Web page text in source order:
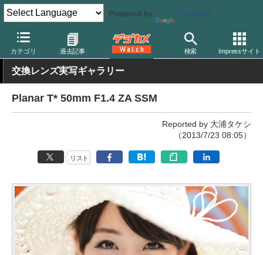
Powered by Translate
カテゴリ 過去記事 検索 Impressサイト
デジカメ Watch レンズ 交換レンズ ソニー
交換レンズ実写ギャラリー
Planar T* 50mm F1.4 ZA SSM
Reported by 大浦タケシ
（2013/7/23 08:05）
リスト